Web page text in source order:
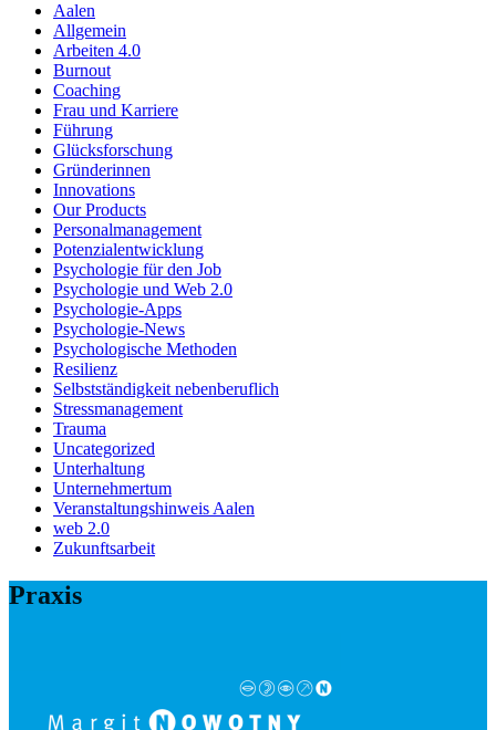
Aalen
Allgemein
Arbeiten 4.0
Burnout
Coaching
Frau und Karriere
Führung
Glücksforschung
Gründerinnen
Innovations
Our Products
Personalmanagement
Potenzialentwicklung
Psychologie für den Job
Psychologie und Web 2.0
Psychologie-Apps
Psychologie-News
Psychologische Methoden
Resilienz
Selbstständigkeit nebenberuflich
Stressmanagement
Trauma
Uncategorized
Unterhaltung
Unternehmertum
Veranstaltungshinweis Aalen
web 2.0
Zukunftsarbeit
Praxis